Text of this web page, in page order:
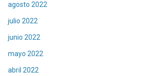
agosto 2022
julio 2022
junio 2022
mayo 2022
abril 2022